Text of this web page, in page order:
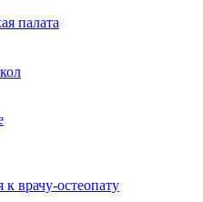
палата
врачу-остеопату